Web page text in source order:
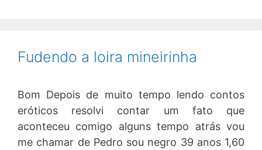
Fudendo a loira mineirinha
Bom Depois de muito tempo lendo contos
eróticos resolvi contar um fato que
aconteceu comigo alguns tempo atrás vou
me chamar de Pedro sou negro 39 anos 1,60